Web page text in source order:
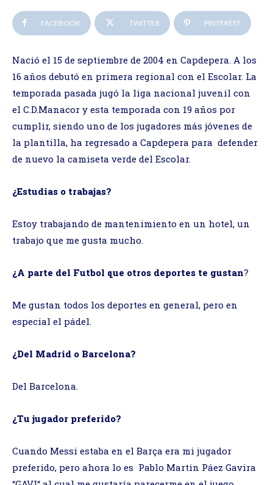
FACEBOOK TWITTER PINTEREST
Nació el 15 de septiembre de 2004 en Capdepera. A los
16 años debutó en primera regional con el Escolar. La
temporada pasada jugó la liga nacional juvenil con
el C.D.Manacor y esta temporada con 19 años por
cumplir, siendo uno de los jugadores más jóvenes de
la plantilla, ha regresado a Capdepera para defender
de nuevo la camiseta verde del Escolar.
¿Estudias o trabajas?
Estoy trabajando de mantenimiento en un hotel, un
trabajo que me gusta mucho.
¿A parte del Futbol que otros deportes te gustan?
Me gustan todos los deportes en general, pero en
especial el pádel.
¿Del Madrid o Barcelona?
Del Barcelona.
¿Tu jugador preferido?
Cuando Messi estaba en el Barça era mi jugador
preferido, pero ahora lo es Pablo Martin Páez Gavira